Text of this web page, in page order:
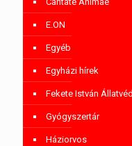
E.ON
Egyéb
Egyházi hírek
Fekete István
Gyógyszertár
Háziorvos